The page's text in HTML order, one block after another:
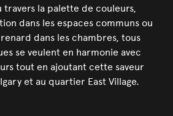
travers la palette de couleurs,
dans les espaces communs ou
dans les chambres, tous
se veulent en harmonie avec
tout en ajoutant cette saveur
et au quartier East Village.